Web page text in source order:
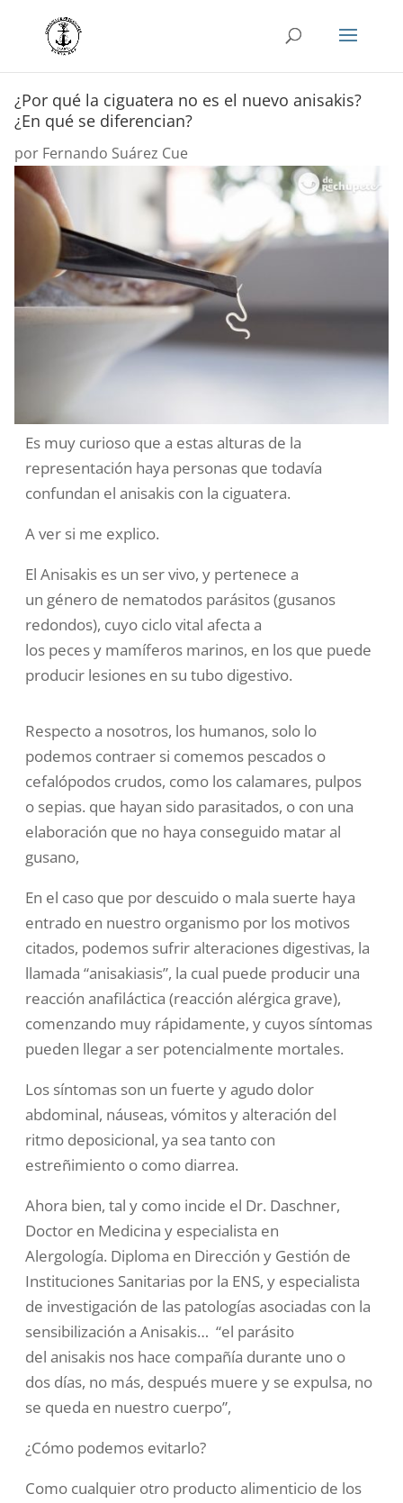
¿Por qué la ciguatera no es el nuevo anisakis?
¿En qué se diferencian?
por Fernando Suárez Cue
Es muy curioso que a estas alturas de la
representación haya personas que todavía
confundan el anisakis con la ciguatera.
A ver si me explico.
El Anisakis es un ser vivo, y pertenece a
un género de nematodos parásitos (gusanos
redondos), cuyo ciclo vital afecta a
los pecesy mamíferos marinos, en los que puede
producir lesiones en sutubo digestivo.
Respecto a nosotros, los humanos, solo lo
podemos contraer si comemos pescados o
cefalópodos crudos, como los calamares, pulpos
o sepias. que hayan sido parasitados, o con una
elaboración que no haya conseguido matar al
gusano,
En el caso que por descuido o mala suerte haya
entrado en nuestro organismo por los motivos
citados, podemos sufriralteraciones digestivas, la
llamada “anisakiasis”, la cual puede producir una
reacción anafiláctica (reacción alérgica grave),
comenzando muy rápidamente, y cuyos síntomas
pueden llegar a ser potencialmente mortales.
Los síntomas son un fuerte y agudo dolor
abdominal, náuseas, vómitos y alteración del
ritmo deposicional, ya sea tanto con
estreñimiento o como diarrea.
Ahora bien, tal y como incide el Dr. Daschner,
Doctor en Medicina y especialista en
Alergología. Diploma en Dirección y Gestión de
Instituciones Sanitarias por la ENS, y especialista
de investigación de las patologías asociadas con la
sensibilización a Anisakis… “el parásito
del anisakis nos hace compañía durante uno o
dos días, no más, después muere y se expulsa, no
se queda en nuestro cuerpo”,
¿Cómo podemos evitarlo?
Como cualquier otro producto alimenticio de los